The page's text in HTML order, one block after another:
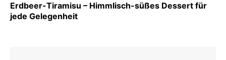
Erdbeer-Tiramisu – Himmlisch-süßes Dessert für
jede Gelegenheit